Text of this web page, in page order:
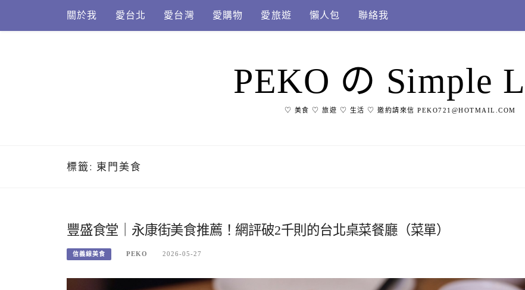
content
關於我 愛台北 愛台灣 愛購物 愛旅遊 懶人包 聯絡我
PEKO の Simple
♡ 美食 ♡ 旅遊 ♡ 生活 ♡ 邀約請來信 PEKO721@HOTMAIL.COM
標籤: 東門美食
豐盛食堂｜永康街美食推薦！網評破2千則的台北桌菜餐廳（菜單）
信義線美食 PEKO 2026-05-27